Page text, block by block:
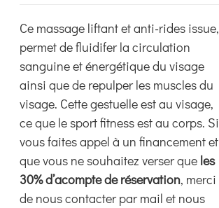
Ce massage liftant et anti-rides issue,
permet de fluidifer la circulation
sanguine et énergétique du visage
ainsi que de repulper les muscles du
visage. Cette gestuelle est au visage,
ce que le sport fitness est au corps. Si
vous faites appel à un financement et
que vous ne souhaitez verser que les
30% d’acompte de réservation, merci
de nous contacter par mail et nous